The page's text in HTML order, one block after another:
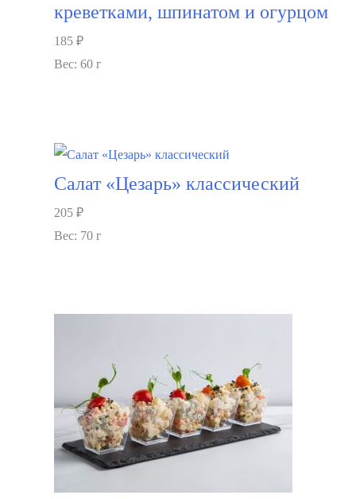
креветками, шпинатом и огурцом
185 ₽
Вес: 60 г
Салат «Цезарь» классический
205 ₽
Вес: 70 г